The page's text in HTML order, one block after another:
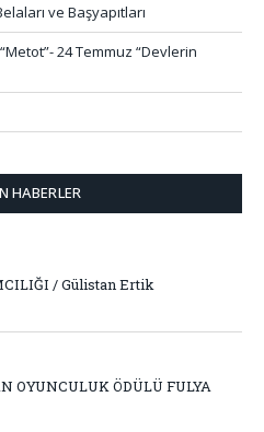
ve Başyapıtları
24 Temmuz “Devlerin
HABERLER
/ Gülistan Ertik
OYUNCULUK ÖDÜLÜ FULYA